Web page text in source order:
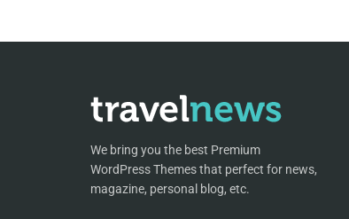
We bring you the best Premium
WordPress Themes that perfect for news,
magazine, personal blog, etc.